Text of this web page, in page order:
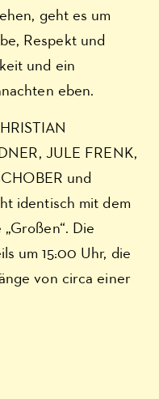
geht es um
Respekt und
und ein
eben.
JULE FRENK,
und
identisch mit dem
Die
um 15:00 Uhr, die
von circa einer